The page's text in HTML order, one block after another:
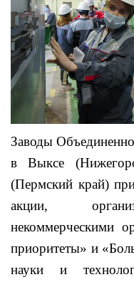
Заводы
в Выксе
(Пермский край)
акции,
некоммерческими
приоритеты» и
науки и